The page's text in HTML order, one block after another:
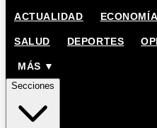
ACTUALIDAD ECONOMÍA
SALUD DEPORTES
MÁS ▼
Secciones